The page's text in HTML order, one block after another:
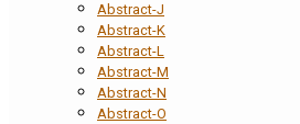
Abstract-J
Abstract-K
Abstract-L
Abstract-M
Abstract-N
Abstract-O